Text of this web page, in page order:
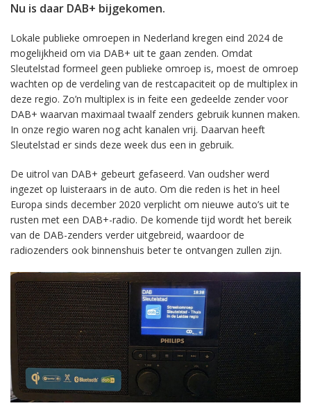
Nu is daar DAB+ bijgekomen.
Lokale publieke omroepen in Nederland kregen eind 2024 de
mogelijkheid om via DAB+ uit te gaan zenden. Omdat
Sleutelstad formeel geen publieke omroep is, moest de omroep
wachten op de verdeling van de restcapaciteit op de multiplex in
deze regio. Zo’n multiplex is in feite een gedeelde zender voor
DAB+ waarvan maximaal twaalf zenders gebruik kunnen maken.
In onze regio waren nog acht kanalen vrij. Daarvan heeft
Sleutelstad er sinds deze week dus een in gebruik.
De uitrol van DAB+ gebeurt gefaseerd. Van oudsher werd
ingezet op luisteraars in de auto. Om die reden is het in heel
Europa sinds december 2020 verplicht om nieuwe auto’s uit te
rusten met een DAB+-radio. De komende tijd wordt het bereik
van de DAB-zenders verder uitgebreid, waardoor de
radiozenders ook binnenshuis beter te ontvangen zullen zijn.